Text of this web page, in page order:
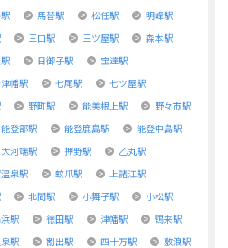
馬替駅 松任駅
明峰駅
三口駅 三ツ屋駅
森本駅
日御子駅
宝達駅
幡駅 七尾駅
七ツ屋駅
野町駅 能美根上駅
野々市駅
能登部駅 能登鹿島駅
能登中島駅
大河端駅 押野駅
乙丸駅
泉駅 蚊爪駅
上諸江駅
北間駅 小舞子駅
小松駅
駅 徳田駅 津幡駅
鶴来駅
駅 割出駅 四十万駅
敷浪駅